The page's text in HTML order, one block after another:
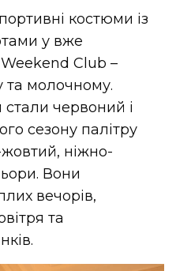
костюми із
у вже
Club –
та молочному.
червоний і
сезону палітру
ніжно-
Вони
вечорів,
та